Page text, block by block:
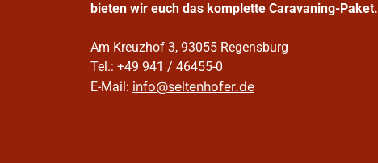
bieten wir euch das komplette Caravaning-Paket.
Am Kreuzhof 3, 93055 Regensburg
Tel.: +49 941 / 46455-0
E-Mail: info@seltenhofer.de